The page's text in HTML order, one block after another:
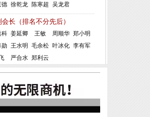
德 徐乾龙 陈寒超 吴龙君
会长（排名不分先后）
科 姜延卿 王敏 周顺华 郑小明
勋 王水明 毛余松 叶冰化 李有军
严合水 郑利云